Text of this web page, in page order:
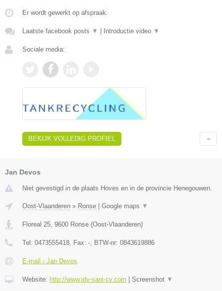
Er wordt gewerkt op afspraak.
Laatste facebook posts ▼ | Introductie video ▼
Sociale media:
BEKIJK VOLLEDIG PROFIEL
Jan Devos
Niet gevestigd in de plaats Hoves en in de provincie Henegouwen.
Oost-Vlaanderen » Ronse Google maps ▼
Floreal 25 9600 Ronse (Oost-Vlaanderen)
Tel: 0473555418 , Fax: - , BTW-nr: 0843619886
E-mail › Jan Devos
Website: http://www.jdv-sani-cv.com Screenshot ▼